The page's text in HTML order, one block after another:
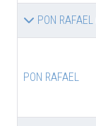
PON RAFAEL
PON RAFAEL